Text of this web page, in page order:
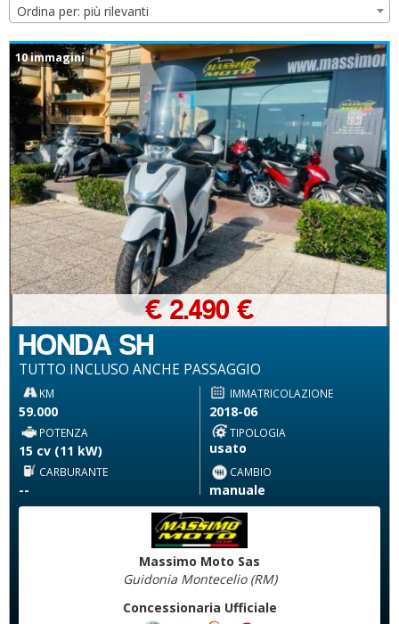
Ordina per: più rilevanti
10 immagini
HONDA SH
TUTTO INCLUSO ANCHE PASSAGGIO
€ 2.490 €
KM
59.000
IMMATRICOLAZIONE
2018-06
POTENZA
15 cv (11 kW)
TIPOLOGIA
usato
CARBURANTE
--
CAMBIO
manuale
Massimo Moto Sas
Guidonia Montecelio (RM)
Concessionaria Ufficiale